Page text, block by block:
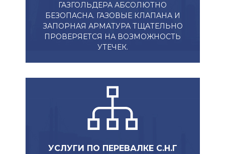
ГАЗГОЛЬДЕРА АБСОЛЮТНО
БЕЗОПАСНА. ГАЗОВЫЕ КЛАПАНА И
ЗАПОРНАЯ АРМАТУРА ТЩАТЕЛЬНО
ПРОВЕРЯЕТСЯ НА ВОЗМОЖНОСТЬ
УТЕЧЕК.
УСЛУГИ ПО ПЕРЕВАЛКЕ С.Н.Г​